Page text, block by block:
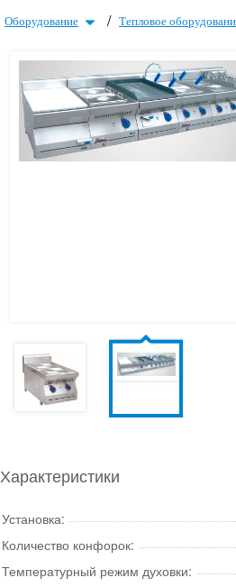
Оборудование / Тепловое
Характеристики
Установка:
Количество конфорок:
Температурный режим духовки: